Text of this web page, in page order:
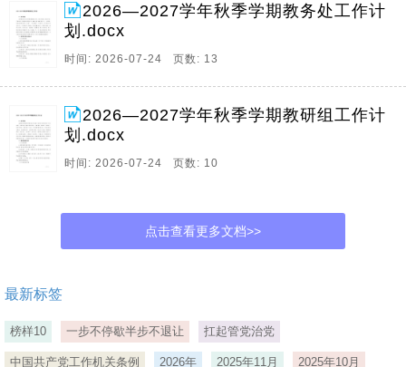
2026—2027学年秋季学期教务处工作计
划.docx
时间: 2026-07-24 页数: 13
2026—2027学年秋季学期教研组工作计
划.docx
时间: 2026-07-24 页数: 10
点击查看更多文档>>
最新标签
榜样10 一步不停歇半步不退让 扛起管党治党
中国共产党工作机关条例 2026年 2025年11月 2025年10月